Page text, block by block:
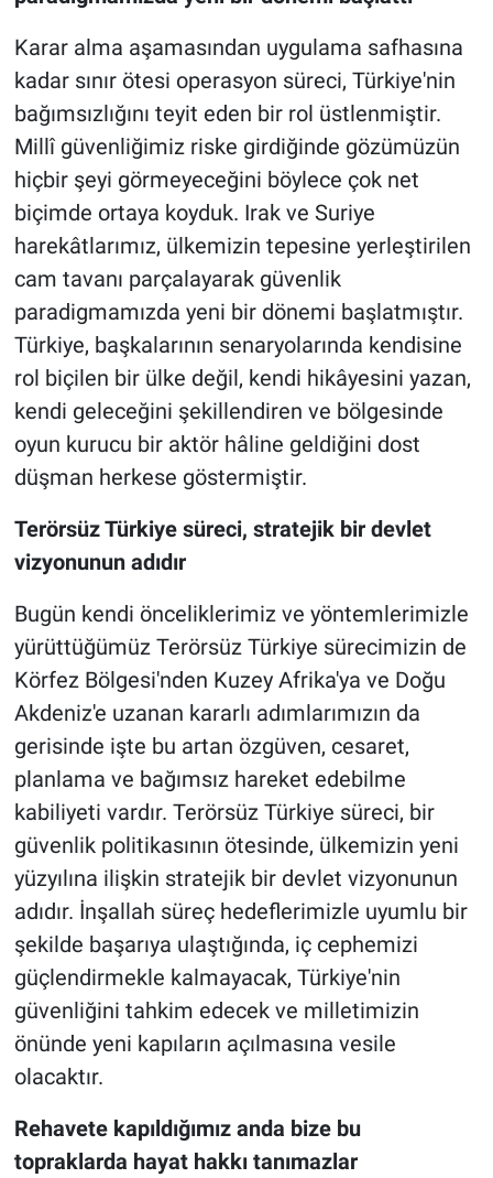
Karar alma aşamasından uygulama safhasına
kadar sınır ötesi operasyon süreci, Türkiye'nin
bağımsızlığını teyit eden bir rol üstlenmiştir.
Millî güvenliğimiz riske girdiğinde gözümüzün
hiçbir şeyi görmeyeceğini böylece çok net
biçimde ortaya koyduk. Irak ve Suriye
harekâtlarımız, ülkemizin tepesine yerleştirilen
cam tavanı parçalayarak güvenlik
paradigmamızda yeni bir dönemi başlatmıştır.
Türkiye, başkalarının senaryolarında kendisine
rol biçilen bir ülke değil, kendi hikâyesini yazan,
kendi geleceğini şekillendiren ve bölgesinde
oyun kurucu bir aktör hâline geldiğini dost
düşman herkese göstermiştir.
Terörsüz Türkiye süreci, stratejik bir devlet
vizyonunun adıdır
Bugün kendi önceliklerimiz ve yöntemlerimizle
yürüttüğümüz Terörsüz Türkiye sürecimizin de
Körfez Bölgesi'nden Kuzey Afrika'ya ve Doğu
Akdeniz'e uzanan kararlı adımlarımızın da
gerisinde işte bu artan özgüven, cesaret,
planlama ve bağımsız hareket edebilme
kabiliyeti vardır. Terörsüz Türkiye süreci, bir
güvenlik politikasının ötesinde, ülkemizin yeni
yüzyılına ilişkin stratejik bir devlet vizyonunun
adıdır. İnşallah süreç hedeflerimizle uyumlu bir
şekilde başarıya ulaştığında, iç cephemizi
güçlendirmekle kalmayacak, Türkiye'nin
güvenliğini tahkim edecek ve milletimizin
önünde yeni kapıların açılmasına vesile
olacaktır.
Rehavete kapıldığımız anda bize bu
topraklarda hayat hakkı tanımazlar